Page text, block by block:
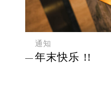
通知
年末快乐 !!